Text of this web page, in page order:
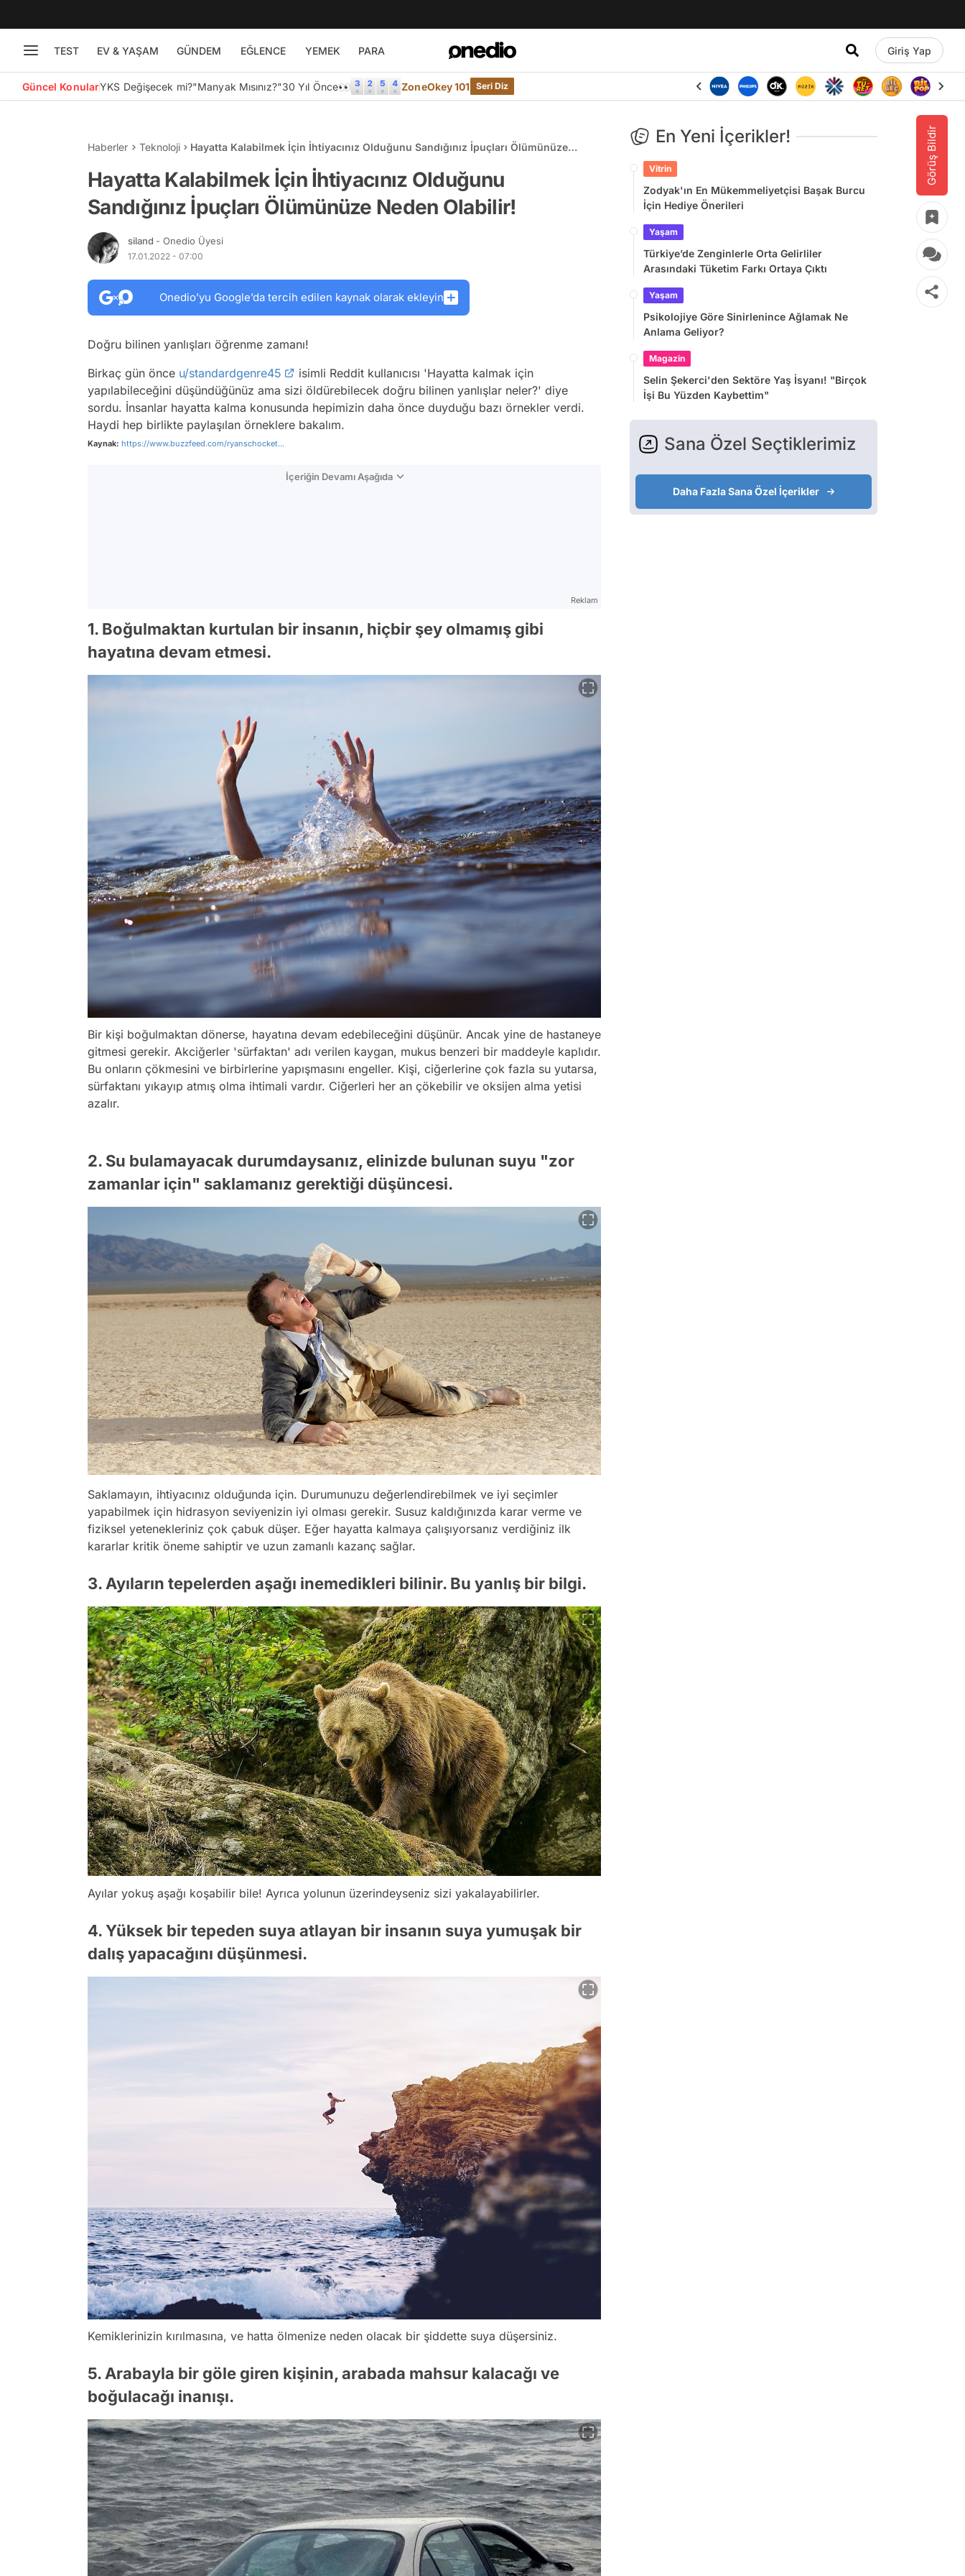
TEST EV & YAŞAM GÜNDEM EĞLENCE YEMEK PARA Giriş Yap
Güncel KonularYKS Değişecek mi?"Manyak Mısınız?"30 Yıl Önce👀 ZoneOkey 101 Seri Diz
Görüş Bildir
Haberler Teknoloji
Hayatta Kalabilmek İçin İhtiyacınız Olduğunu Sandığınız İpuçları Ölümünüze
Hayatta Kalabilmek İçin İhtiyacınız Olduğunu
Sandığınız İpuçları Ölümünüze Neden Olabilir!
siland - Onedio Üyesi
17.01.2022 - 07:00
Onedio’yu Google’da tercih edilen kaynak olarak ekleyin
Doğru bilinen yanlışları öğrenme zamanı!
Birkaç gün önce u/standardgenre45
isimli Reddit kullanıcısı 'Hayatta kalmak için
yapılabileceğini düşündüğünüz ama sizi öldürebilecek doğru bilinen yanlışlar neler?' diye
sordu. İnsanlar hayatta kalma konusunda hepimizin daha önce duyduğu bazı örnekler verdi.
Haydi hep birlikte paylaşılan örneklere bakalım.
Kaynak: https://www.buzzfeed.com/ryanschocket...
İçeriğin Devamı Aşağıda
Reklam
1. Boğulmaktan kurtulan bir insanın, hiçbir şey olmamış gibi
hayatına devam etmesi.
Bir kişi boğulmaktan dönerse, hayatına devam edebileceğini düşünür. Ancak yine de hastaneye
gitmesi gerekir. Akciğerler 'sürfaktan' adı verilen kaygan, mukus benzeri bir maddeyle kaplıdır.
Bu onların çökmesini ve birbirlerine yapışmasını engeller. Kişi, ciğerlerine çok fazla su yutarsa,
sürfaktanı yıkayıp atmış olma ihtimali vardır. Ciğerleri her an çökebilir ve oksijen alma yetisi
azalır.
2. Su bulamayacak durumdaysanız, elinizde bulunan suyu "zor
zamanlar için" saklamanız gerektiği düşüncesi.
Saklamayın, ihtiyacınız olduğunda için. Durumunuzu değerlendirebilmek ve iyi seçimler
yapabilmek için hidrasyon seviyenizin iyi olması gerekir. Susuz kaldığınızda karar verme ve
fiziksel yetenekleriniz çok çabuk düşer. Eğer hayatta kalmaya çalışıyorsanız verdiğiniz ilk
kararlar kritik öneme sahiptir ve uzun zamanlı kazanç sağlar.
3. Ayıların tepelerden aşağı inemedikleri bilinir. Bu yanlış bir bilgi.
Ayılar yokuş aşağı koşabilir bile! Ayrıca yolunun üzerindeyseniz sizi yakalayabilirler.
4. Yüksek bir tepeden suya atlayan bir insanın suya yumuşak bir
dalış yapacağını düşünmesi.
Kemiklerinizin kırılmasına, ve hatta ölmenize neden olacak bir şiddette suya düşersiniz.
5. Arabayla bir göle giren kişinin, arabada mahsur kalacağı ve
boğulacağı inanışı.
En Yeni İçerikler!
Vitrin
Zodyak'ın En Mükemmeliyetçisi Başak Burcu
İçin Hediye Önerileri
Yaşam
Türkiye’de Zenginlerle Orta Gelirliler
Arasındaki Tüketim Farkı Ortaya Çıktı
Yaşam
Psikolojiye Göre Sinirlenince Ağlamak Ne
Anlama Geliyor?
Magazin
Selin Şekerci'den Sektöre Yaş İsyanı! "Birçok
İşi Bu Yüzden Kaybettim"
Sana Özel Seçtiklerimiz
Daha Fazla Sana Özel İçerikler